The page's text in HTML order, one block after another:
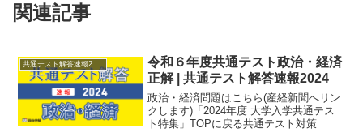
関連記事
共通テスト解答速報2024
令和６年度共通テスト政治・経済
正解 | 共通テスト解答速報2024
政治・経済問題はこちら(産経新聞へリン
クします)「2024年度 大学入学共通テス
ト特集」TOPに戻る共通テスト対策